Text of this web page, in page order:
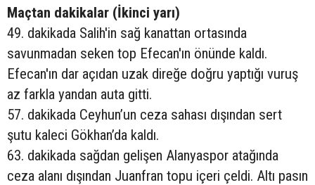
Maçtan dakikalar (İkinci yarı)
49. dakikada Salih'in sağ kanattan ortasında
savunmadan seken top Efecan'ın önünde kaldı.
Efecan'ın dar açıdan uzak direğe doğru yaptığı vuruş
az farkla yandan auta gitti.
57. dakikada Ceyhun’un ceza sahası dışından sert
şutu kaleci Gökhan’da kaldı.
63. dakikada sağdan gelişen Alanyaspor atağında
ceza alanı dışından Juanfran topu içeri çeldi. Altı pasın